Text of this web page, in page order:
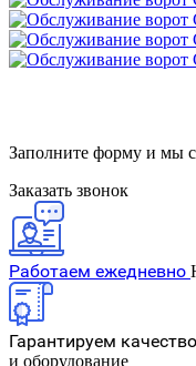
Заполните форму и мы
Заказать звонок
Работаем ежедневно
Гарантируем качество
и оборудование